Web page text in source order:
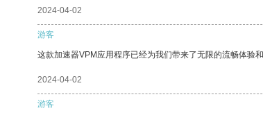
2024-04-02
游客
这款加速器VPM应用程序已经为我们带来了无限的流畅体验和
2024-04-02
游客